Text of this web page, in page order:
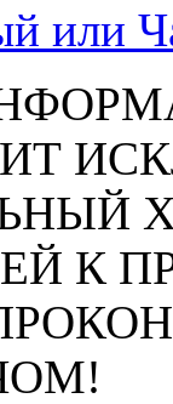
или
К